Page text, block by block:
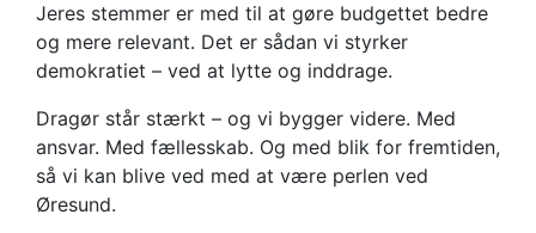
Jeres stemmer er med til at gøre budgettet bedre
og mere relevant. Det er sådan vi styrker
demokratiet – ved at lytte og inddrage.
Dragør står stærkt – og vi bygger videre. Med
ansvar. Med fællesskab. Og med blik for fremtiden,
så vi kan blive ved med at være perlen ved
Øresund.